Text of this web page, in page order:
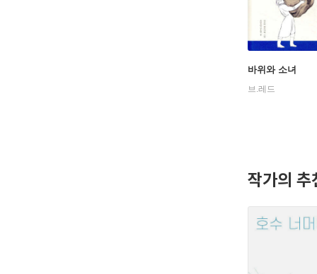
바위와 소녀
브.레드
작가의 추